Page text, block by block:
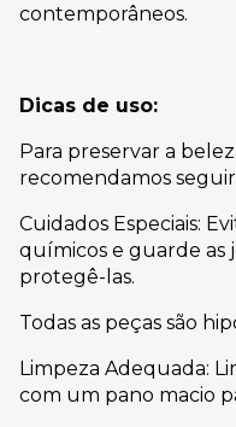
contemporâneos.
Dicas de uso:
Para preservar a
recomendamos
Cuidados Especiais:
químicos e guarde as
protegê-las.
Todas as peças são
Limpeza Adequada:
com um pano macio